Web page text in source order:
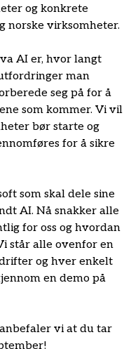
og konkrete
norske virksomheter.
AI er, hvor langt
man
seg på for å
som kommer. Vi vil
bør starte og
for å sikre
som skal dele sine
AI. Nå snakker alle
for oss og hvordan
står alle ovenfor en
og hver enkelt
en demo på
vi at du tar